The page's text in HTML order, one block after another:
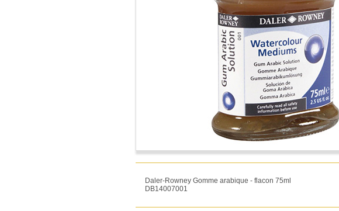
Daler-Rowney Gomme arabique - flacon 75ml
DB14007001